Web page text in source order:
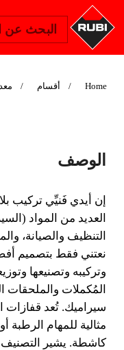
البحث عن
Home أقسام
قفازات
العديد من المواد
التنظيف والصيانة،
نعتني فقط بتصميم
وتركيبه وتصنيعها
المُكملات والملحقات
سيراميك.
الوصف
إن أيدي فَنيِّي تركيب
العديد من المواد
التنظيف والصيانة،
نعتني فقط بتصميم
وتركيبه وتصنيعها
المُكملات والملحقات
سيراميك. تُعد
مثالية للمهام الرطبة
كاشطة. يشير التصنيف